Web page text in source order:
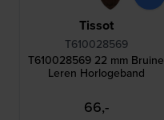
Tissot
T610028569
T610028569 22 mm Bruine
Leren Horlogeband
66,-